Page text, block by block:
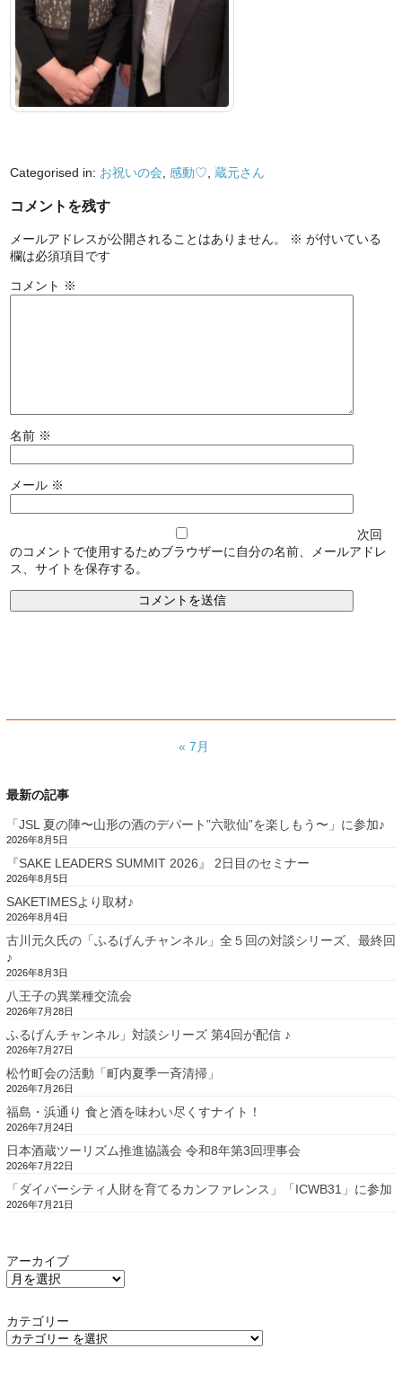
Categorised in: お祝いの会 感動♡ ,蔵元さん
コメントを残す
メールアドレスが公開されることはありません。 ※ が付いている
欄は必須項目です
コメント ※
名前 ※
メール ※
次回
のコメントで使用するためブラウザーに自分の名前、メールアドレ
ス、サイトを保存する。
« 7月
最新の記事
「JSL 夏の陣〜山形の酒のデパート”六歌仙”を楽しもう〜」に参加♪
2026年8月5日
『SAKE LEADERS SUMMIT 2026』 2日目のセミナー
2026年8月5日
SAKETIMESより取材♪
2026年8月4日
古川元久氏の「ふるげんチャンネル」全５回の対談シリーズ、最終回
♪
2026年8月3日
八王子の異業種交流会
2026年7月28日
ふるげんチャンネル」対談シリーズ 第4回が配信 ♪
2026年7月27日
松竹町会の活動「町内夏季一斉清掃」
2026年7月26日
福島・浜通り 食と酒を味わい尽くすナイト！
2026年7月24日
日本酒蔵ツーリズム推進協議会 令和8年第3回理事会
2026年7月22日
「ダイバーシティ人財を育てるカンファレンス」「ICWB31」に参加
2026年7月21日
アーカイブ
カテゴリー